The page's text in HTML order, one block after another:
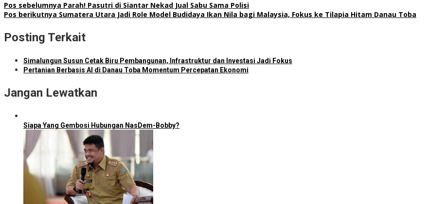
Pos sebelumnya Parah! Pasutri di Siantar Nekad Jual Sabu Sama Polisi
Pos berikutnya Sumatera Utara Jadi Role Model Budidaya Ikan Nila bagi Malaysia, Fokus ke Tilapia Hitam Danau Toba
Posting Terkait
Simalungun Susun Cetak Biru Pembangunan, Infrastruktur dan Investasi Jadi Fokus
Pertanian Berbasis AI di Danau Toba Momentum Percepatan Ekonomi
Jangan Lewatkan
Siapa Yang Gembosi Hubungan NasDem-Bobby?